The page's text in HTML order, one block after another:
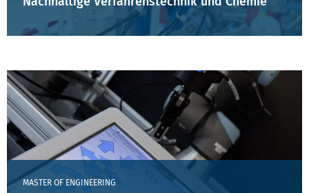
MASTER OF ENGINEERING